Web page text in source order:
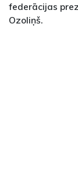
federācijas
Ozoliņš.